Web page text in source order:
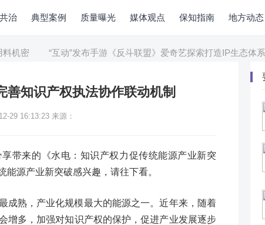
治 典型案例 质量曝光 媒体观点 保知指南 地方动态
“互动”发布手游《反斗联盟》爱奇艺探索打造IP生态体系 “
善知识产权执法协作联动机制
29 16:13:23 来源：
带来的《水电：知识产权力促传统能源产业新突
源产业新突破感兴趣，请往下看。
成熟，产业化规模最大的能源之一。近年来，随着
增多，加强对知识产权的保护，促进产业发展逐步